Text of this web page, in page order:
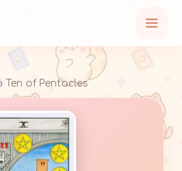
› Ten of Pentacles